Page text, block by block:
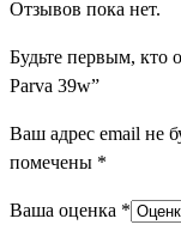
Отзывов пока нет.
Будьте первым, кто
Parva 39w”
Ваш адрес email не
помечены *
Ваша оценка *